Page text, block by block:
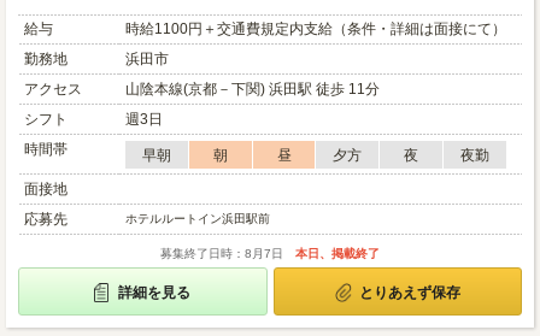
給与
時給1100円＋交通費規定内支給（条件・詳細は面接にて）
勤務地
浜田市
アクセス
山陰本線(京都－下関) 浜田駅 徒歩 11分
シフト
週3日
時間帯
早朝 朝 昼 夕方 夜
夜勤
面接地
応募先
ホテルルートイン浜田駅前
募集終了日時：8月7日 本日、掲載終了
詳細を見る とりあえず保存